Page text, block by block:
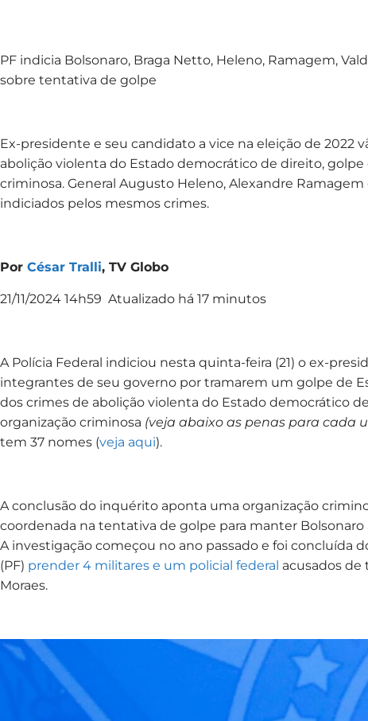
PF indicia Bolsonaro, Braga Netto, Heleno, Ramagem,
sobre tentativa de golpe
Ex-presidente e seu candidato a vice na eleição de 2022
abolição violenta do Estado democrático de direito, golpe
criminosa. General Augusto Heleno, Alexandre
indiciados pelos mesmos crimes.
Por César Tralli, TV Globo
21/11/2024 14h59 Atualizado há 17 minutos
A Polícia Federal indiciou nesta quinta-feira (21) o ex-
integrantes de seu governo por tramarem um golpe de
dos crimes de abolição violenta do Estado democrático
organização criminosa (veja abaixo as penas para cada
tem 37 nomes (veja aqui).
A conclusão do inquérito aponta uma organização
coordenada na tentativa de golpe para manter Bolsonaro
A investigação começou no ano passado e foi concluída
(PF) prender 4 militares e um policial federal acusados de
Moraes.